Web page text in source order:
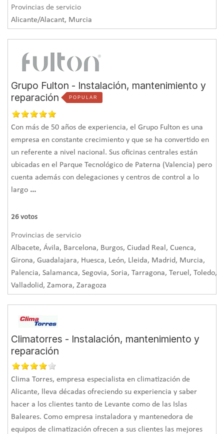
Provincias de servicio
Alicante/Alacant, Murcia
Grupo Fulton - Instalación, mantenimiento y
reparación
POPULAR
Con más de 50 años de experiencia, el Grupo Fulton es una
empresa en constante crecimiento y que se ha convertido en
un referente a nivel nacional. Sus oficinas centrales están
ubicadas en el Parque Tecnológico de Paterna (Valencia) pero
cuenta además con delegaciones y centros de control a lo
largo ...
26 votos
Provincias de servicio
Albacete, Ávila, Barcelona, Burgos, Ciudad Real, Cuenca,
Girona, Guadalajara, Huesca, León, Lleida, Madrid, Murcia,
Palencia, Salamanca, Segovia, Soria, Tarragona, Teruel, Toledo,
Valladolid, Zamora, Zaragoza
Climatorres - Instalación, mantenimiento y
reparación
Clima Torres, empresa especialista en climatización de
Alicante, lleva décadas ofreciendo su experiencia y saber
hacer a los clientes tanto de Levante como de las Islas
Baleares. Como empresa instaladora y mantenedora de
equipos de climatización ofrecen a sus clientes las mejores